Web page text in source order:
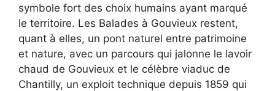
symbole fort des choix humains ayant marqué
le territoire. Les Balades à Gouvieux restent,
quant à elles, un pont naturel entre patrimoine
et nature, avec un parcours qui jalonne le lavoir
chaud de Gouvieux et le célèbre viaduc de
Chantilly, un exploit technique depuis 1859 qui